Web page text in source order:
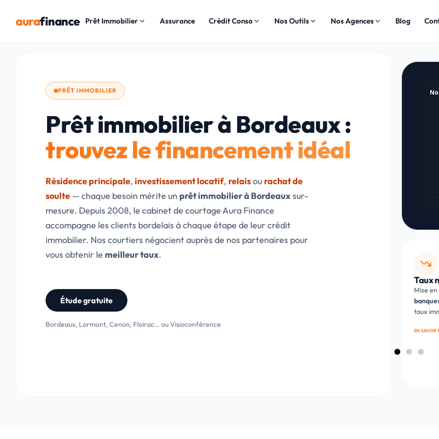
aurafinance Prêt Immobilier Assurance Crédit Conso Nos Outils Nos Agences Blog
PRÊT IMMOBILIER
Prêt immobilier à Bordeaux :
trouvez le financement idéal
Résidence principale, investissement locatif, relaisou rachat de
soulte — chaque besoin mérite un prêt immobilier à Bordeauxsur-
mesure. Depuis 2008, le cabinet de courtage Aura Finance
accompagne les clients bordelais à chaque étape de leur crédit
immobilier. Nos courtiers négocient auprès de nos partenaires pour
vous obtenir le meilleur taux.
Étude gratuite
Bordeaux, Lormont, Cenon, Floirac… ou Visioconférence
Un
la
PRENDRE